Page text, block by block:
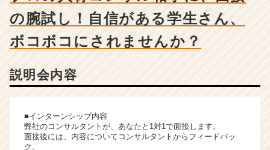
ら
ス
カ
ウ
届
就
活
サ
の腕試し！自信がある学生さん、
ボコボコにされませんか？
説明会内容
■インターンシップ内容
弊社のコンサルタントが、あなたと1対1で面接します。
面接後には、内容についてコンサルタントからフィードバッ
ク。